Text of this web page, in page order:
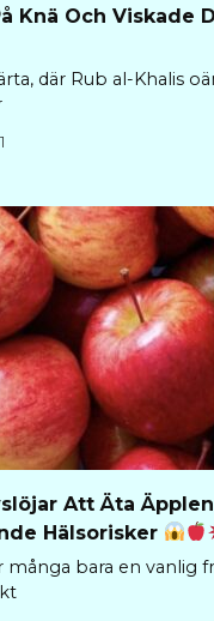
Knä Och Viskade
där Rub al-Khalis
Att Äta
Hälsorisker
många bara en vanlig